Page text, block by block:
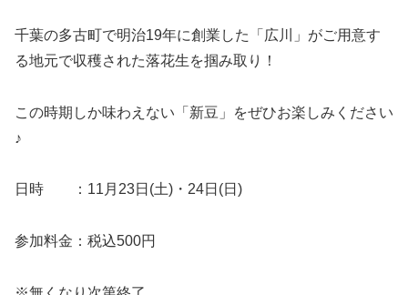
千葉の多古町で明治19年に創業した「広川」がご用意す
る地元で収穫された落花生を掴み取り！
この時期しか味わえない「新豆」をぜひお楽しみください
♪
日時 ：11月23日(土)・24日(日)
参加料金：税込500円